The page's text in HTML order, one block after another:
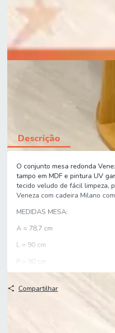
Descrição
O conjunto mesa redonda
tampo em MDF e pintura UV
tecido veludo de fácil limpeza,
Veneza com cadeira Milano
MEDIDAS MESA:
A = 78,7 cm
L = 90 cm
P = 90 cm
A = 98,5 cm
Compartilhar